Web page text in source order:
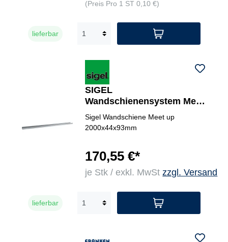
(Preis Pro 1 ST 0,10 €)
lieferbar
SIGEL
Wandschienensystem Meet
up
Sigel Wandschiene Meet up
2000x44x93mm
170,55 €*
je Stk / exkl. MwStzzgl. Versand
lieferbar